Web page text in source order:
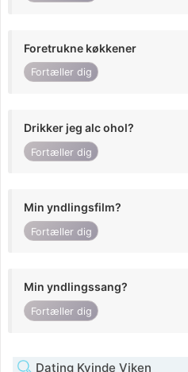
Foretrukne køkkener
Fortæller dig
Drikker jeg alc ohol?
Fortæller dig
Min yndlingsfilm?
Fortæller dig
Min yndlingssang?
Fortæller dig
Dating Kvinde Viken